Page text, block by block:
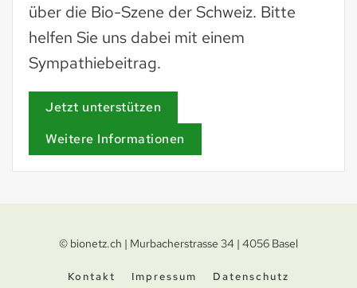
über die Bio-Szene der Schweiz. Bitte
helfen Sie uns dabei mit einem
Sympathiebeitrag.
Jetzt unterstützen
Weitere Informationen
© bionetz.ch | Murbacherstrasse 34 | 4056 Basel
Kontakt Impressum Datenschutz